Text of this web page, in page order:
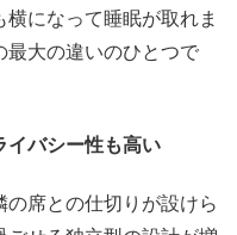
になって睡眠が取れま
大の違いのひとつで
イバシー性も高い
席との仕切りが設けら